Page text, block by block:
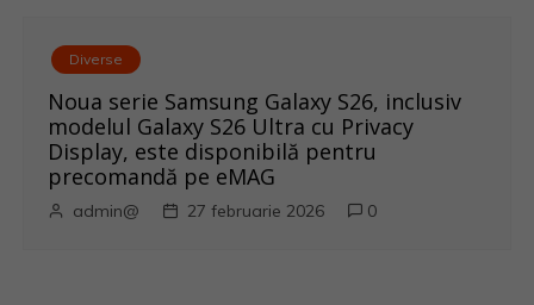
Diverse
Noua serie Samsung Galaxy S26, inclusiv
modelul Galaxy S26 Ultra cu Privacy
Display, este disponibilă pentru
precomandă pe eMAG
admin@ 27 februarie 2026 0